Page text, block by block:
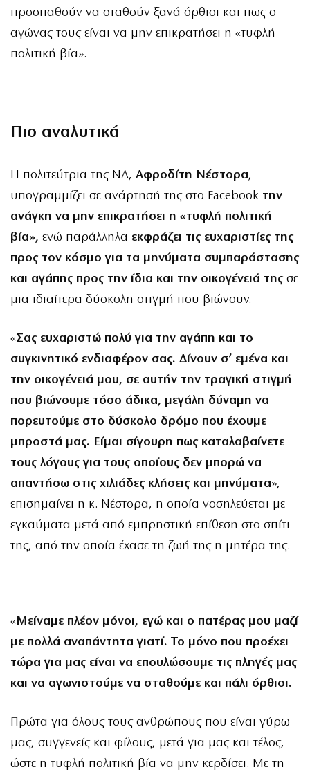
προσπαθούν να σταθούν ξανά όρθιοι και πως ο
αγώνας τους είναι να μην επικρατήσει η «τυφλή
πολιτική βία».
Πιο αναλυτικά
Η πολιτεύτρια της ΝΔ, Αφροδίτη Νέστορα,
υπογραμμίζει σε ανάρτησή της στο Facebook την
ανάγκη να μην επικρατήσει η «τυφλή πολιτική
βία», ενώ παράλληλα εκφράζει τις ευχαριστίες της
προς τον κόσμο για τα μηνύματα συμπαράστασης
και αγάπης προς την ίδια και την οικογένειά της σε
μια ιδιαίτερα δύσκολη στιγμή που βιώνουν.
«Σας ευχαριστώ πολύ για την αγάπη και το
συγκινητικό ενδιαφέρον σας. Δίνουν σ’ εμένα και
την οικογένειά μου, σε αυτήν την τραγική στιγμή
που βιώνουμε τόσο άδικα, μεγάλη δύναμη να
πορευτούμε στο δύσκολο δρόμο που έχουμε
μπροστά μας. Είμαι σίγουρη πως καταλαβαίνετε
τους λόγους για τους οποίους δεν μπορώ να
απαντήσω στις χιλιάδες κλήσεις και μηνύματα»,
επισημαίνει η κ. Νέστορα, η οποία νοσηλεύεται με
εγκαύματα μετά από εμπρηστική επίθεση στο σπίτι
της, από την οποία έχασε τη ζωή της η μητέρα της.
« Μείναμε πλέον μόνοι, εγώ και ο πατέρας μου μαζί
με πολλά αναπάντητα γιατί. Το μόνο που προέχει
τώρα για μας είναι να επουλώσουμε τις πληγές μας
και να αγωνιστούμε να σταθούμε και πάλι όρθιοι.
Πρώτα για όλους τους ανθρώπους που είναι γύρω
μας, συγγενείς και φίλους, μετά για μας και τέλος,
ώστε η τυφλή πολιτική βία να μην κερδίσει. Με τη